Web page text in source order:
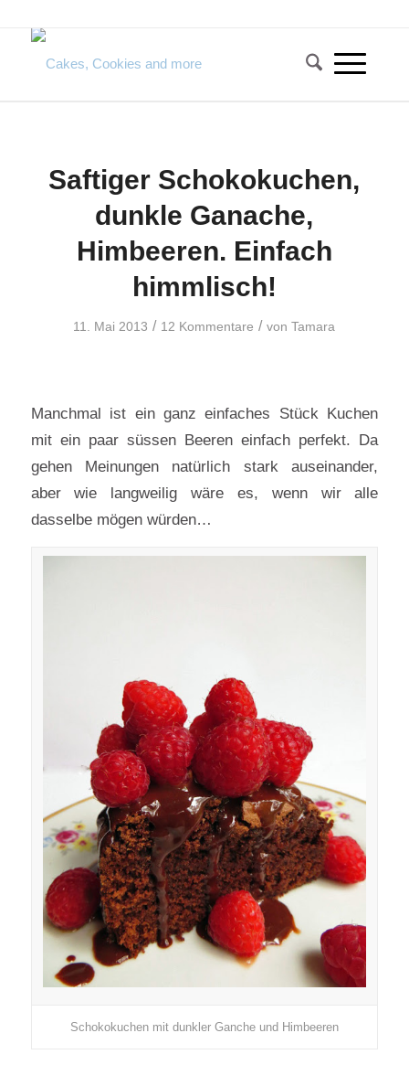
Saftiger Schokokuchen,
dunkle Ganache,
Himbeeren. Einfach
himmlisch!
11. Mai 2013 / 12 Kommentare / vonTamara
Manchmal ist ein ganz einfaches Stück Kuchen
mit ein paar süssen Beeren einfach perfekt. Da
gehen Meinungen natürlich stark auseinander,
aber wie langweilig wäre es, wenn wir alle
dasselbe mögen würden…
Schokokuchen mit dunkler Ganche und Himbeeren